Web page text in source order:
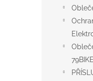
79BIKE